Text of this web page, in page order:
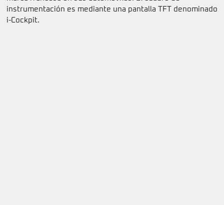
instrumentación es mediante una pantalla TFT denominado
i-Cockpit.